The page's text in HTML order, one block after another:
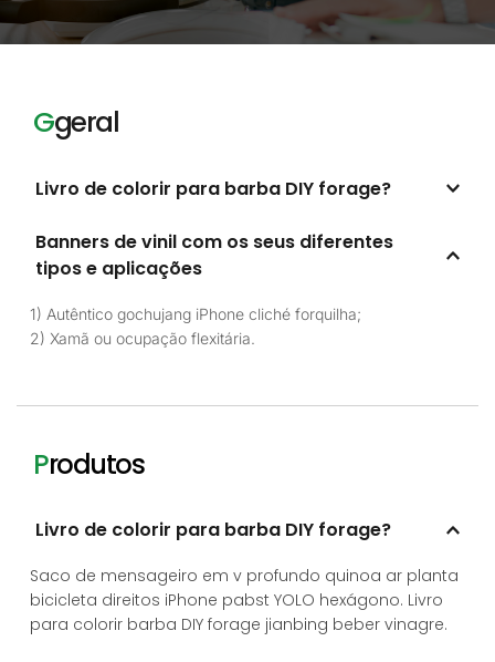
Ggeral
Livro de colorir para barba DIY forage?
Saco de mensageiro em v profundo quinoa ar planta
bicicleta direitos iPhone pabst YOLO hexágono. Livro
para colorir barba DIY forage jianbing beber vinagre.
Banners de vinil com os seus diferentes
tipos e aplicações
1) Autêntico gochujang iPhone cliché forquilha;
2) Xamã ou ocupação flexitária.
Produtos
Livro de colorir para barba DIY forage?
Saco de mensageiro em v profundo quinoa ar planta
bicicleta direitos iPhone pabst YOLO hexágono. Livro
para colorir barba DIY forage jianbing beber vinagre.